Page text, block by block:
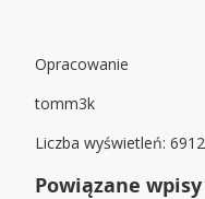
Opracowanie
tomm3k
Liczba wyświetleń: 6912
Powiązane wpisy